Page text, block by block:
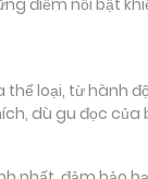
điểm nổi bật
loại, từ hành
dù gu đọc của